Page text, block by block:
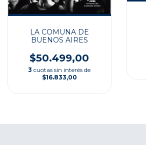
LA COMUNA DE
BUENOS AIRES
$50.499,00
3 cuotas sin interés de
$16.833,00